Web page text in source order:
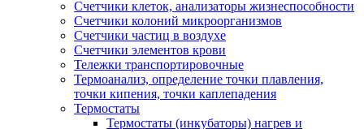
Счетчики клеток, анализаторы жизнеспособности
Счетчики колоний микроорганизмов
Счетчики частиц в воздухе
Счетчики элементов крови
Тележки транспортировочные
Термоанализ, определение точки плавления,
точки кипения, точки каплепадения
Термостаты
Термостаты (инкубаторы) нагрев и